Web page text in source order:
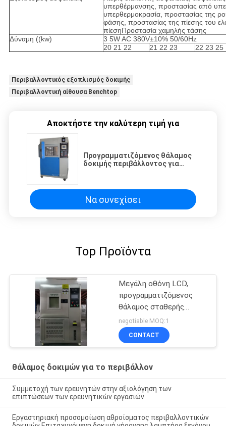
υπερθέρμανσης, προστασίας από
υπερθερμοκρασία, προστασίας της
φάσης, προστασίας της πίεσης του
πίεσηΠροστασία χαμηλής τάσης
Δύναμη ((kw)
3 5W AC 380V±10% 50/60Hz
20 21 22
21 22 23 22 23 25
Περιβαλλοντικός εξοπλισμός δοκιμής
Περιβαλλοντική αίθουσα Benchtop
Αποκτήστε την καλύτερη τιμή για
Προγραμματιζόμενος θάλαμος
δοκιμής περιβάλλοντος για
Να συνεχίσει
Top Προϊόντα
Μεγάλη οθόνη LCD,
προγραμματιζόμενος
θάλαμος σταθερής
θερμοκρασίας και
υγρασίας
negotiable MOQ:1
CONTACT
θάλαμος δοκιμών για το περιβάλλον
Συμμετοχή των ερευνητών στην αξιολόγηση των
επιπτώσεων των ερευνητικών εργασιών
Εργαστηριακή προσομοίωση αθροίσματος περιβαλλοντικών